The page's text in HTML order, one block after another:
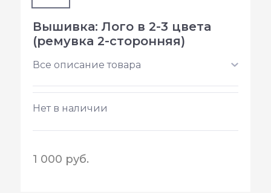
Вышивка: Лого в 2-3 цвета
(ремувка 2-сторонняя)
Все описание товара
Нет в наличии
1 000 руб.